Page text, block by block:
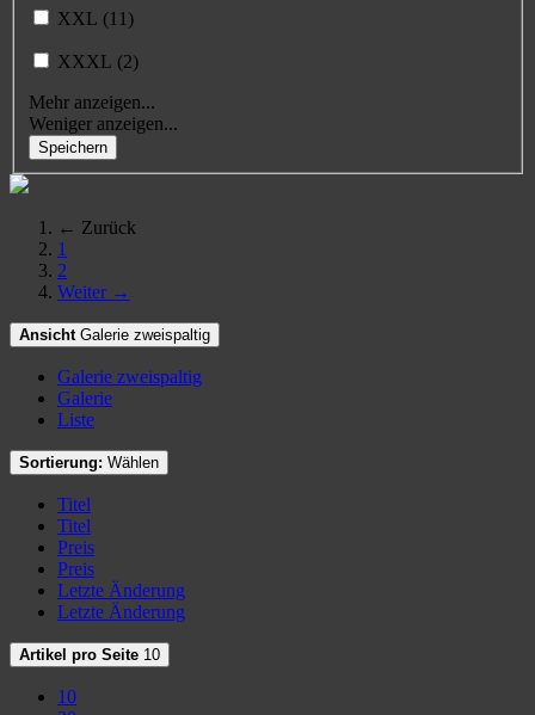
XXL (11)
XXXL (2)
Mehr anzeigen...
Weniger anzeigen...
Speichern
← Zurück
1
2
Weiter →
AnsichtGalerie zweispaltig
Galerie zweispaltig
Galerie
Liste
Sortierung: Wählen
Titel
Titel
Preis
Preis
Letzte Änderung
Letzte Änderung
Artikel pro Seite 10
10